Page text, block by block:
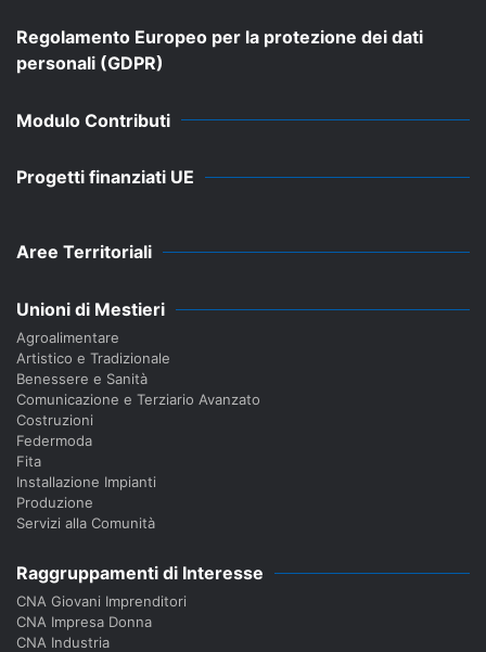
Regolamento Europeo per la protezione dei dati
personali (GDPR)
Modulo Contributi
Progetti finanziati UE
Aree Territoriali
Unioni di Mestieri
Agroalimentare
Artistico e Tradizionale
Benessere e Sanità
Comunicazione e Terziario Avanzato
Costruzioni
Federmoda
Fita
Installazione Impianti
Produzione
Servizi alla Comunità
Raggruppamenti di Interesse
CNA Giovani Imprenditori
CNA Impresa Donna
CNA Industria